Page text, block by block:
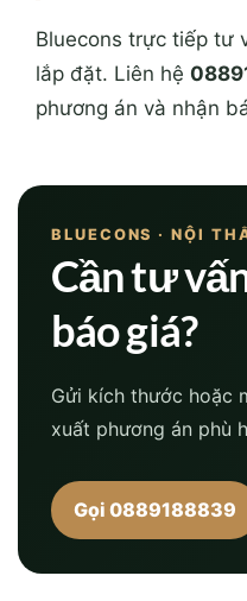
Bluecons trực tiếp tư
lắp đặt. Liên hệ
phương án và nhận
BLUECONS · NỘI
Cần tư
báo giá?
Gửi kích thước hoặc
xuất phương án phù
Gọi 0889188839